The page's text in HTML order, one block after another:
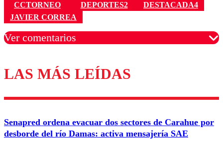
CCTORNEO
DEPORTES2
DESTACADA4
JAVIER CORREA
Ver comentarios
Los comentarios son moderados para garantizar un
diálogo respetuoso.
Correo
LAS MÁS LEÍDAS
Senapred ordena evacuar dos sectores de Carahue por
desborde del río Damas: activa mensajería SAE